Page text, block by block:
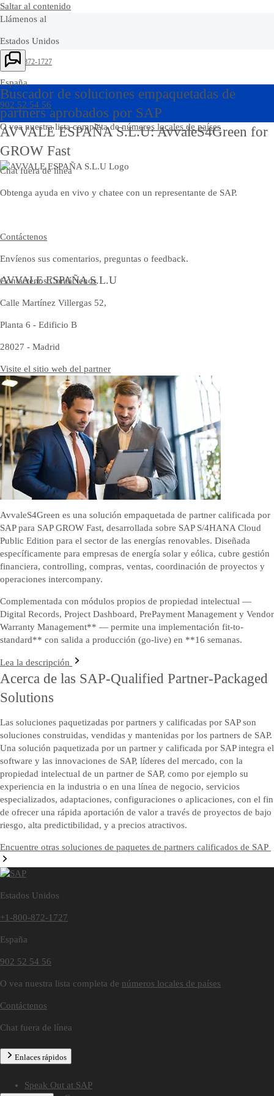
Saltar al contenido
Llámenos al
Estados Unidos
+1-800-872-1727
España
902 52 54 56
O vea nuestra lista completa denúmeros locales de países
Chat fuera de línea
Obtenga ayuda en vivo y chatee con un representante de SAP.
Contáctenos
Envíenos sus comentarios, preguntas o feedback.
ContáctenosContáctenos
Ask Joule
Buscador de soluciones empaquetadas de
partners aprobados por SAP
AVVALE ESPAÑA S.L.U: AvvaleS4Green for
GROW Fast
AVVALE ESPAÑA S.L.U
Calle Martínez Villergas 52,
Planta 6 - Edificio B
28027 - Madrid
Visite el sitio web del partner
AvvaleS4Green es una solución empaquetada de partner calificada por
SAP para SAP GROW Fast, desarrollada sobre SAP S/4HANA Cloud
Public Edition para el sector de las energías renovables. Diseñada
específicamente para empresas de energía solar y eólica, cubre gestión
financiera, controlling, compras, ventas, coordinación de proyectos y
operaciones intercompany.
Complementada con módulos propios de propiedad intelectual —
Digital Records, Project Dashboard, PrePayment Management y Vendor
Warranty Management** — permite una implementación fit-to-
standard** con salida a producción (go-live) en **16 semanas.
Lea la descripción
Acerca de las SAP-Qualified Partner-Packaged
Solutions
Las soluciones paquetizadas por partners y calificadas por SAP son
soluciones construidas, vendidas y mantenidas por los partners de SAP.
Una solución paquetizada por un partner y calificada por SAP integra el
software y las innovaciones de SAP, líderes del mercado, con la
propiedad intelectual de un partner de SAP, como por ejemplo su
experiencia en la industria o en una línea de negocio, servicios
especializados, adaptaciones, configuraciones o aplicaciones, con el fin
de ofrecer una rápida aportación de valor a través de proyectos de bajo
riesgo, alta predictibilidad, y a precios atractivos.
Encuentre otras soluciones de paquetes de partners calificados de SAP
Estados Unidos
+1-800-872-1727
España
902 52 54 56
O vea nuestra lista completa de números locales de países
Contáctenos
Chat fuera de línea
Enlaces rápidos
Speak Out at SAP